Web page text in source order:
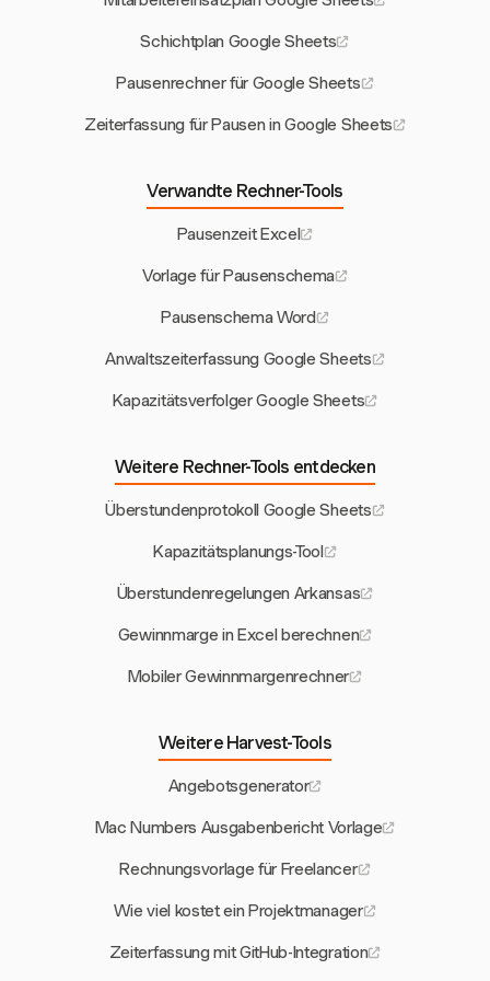
Schichtplan Google Sheets
Pausenrechner für Google Sheets
Zeiterfassung für Pausen in Google Sheets
Verwandte Rechner-Tools
Pausenzeit Excel
Vorlage für Pausenschema
Pausenschema Word
Anwaltszeiterfassung Google Sheets
Kapazitätsverfolger Google Sheets
Weitere Rechner-Tools entdecken
Überstundenprotokoll Google Sheets
Kapazitätsplanungs-Tool
Überstundenregelungen Arkansas
Gewinnmarge in Excel berechnen
Mobiler Gewinnmargenrechner
Weitere Harvest-Tools
Angebotsgenerator
Mac Numbers Ausgabenbericht Vorlage
Rechnungsvorlage für Freelancer
Wie viel kostet ein Projektmanager
Zeiterfassung mit GitHub-Integration